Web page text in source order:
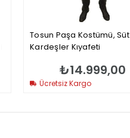
Tosun Paşa Kostümü, Süt
Kardeşler Kıyafeti
₺14.999,00
Ücretsiz Kargo